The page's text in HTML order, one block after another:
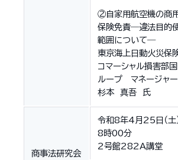
②自家用航空機の商
保険免責―違法目的
範囲について―
東京海上日動火災保
コマーシャル損害部
ループ マネージャー
杉本 真吾 氏
商事法研究会
令和8年4月25日（土
8時00分
2号館282A講堂